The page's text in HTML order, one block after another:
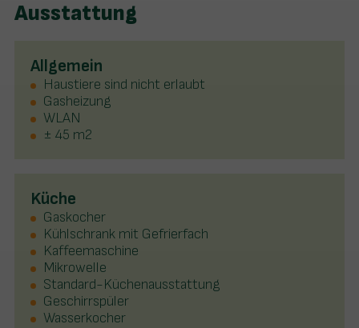
Ausstattung
Allgemein
Haustiere sind nicht erlaubt
Gasheizung
WLAN
± 45 m2
Küche
Gaskocher
Kühlschrank mit Gefrierfach
Kaffeemaschine
Mikrowelle
Standard-Küchenausstattung
Geschirrspüler
Wasserkocher